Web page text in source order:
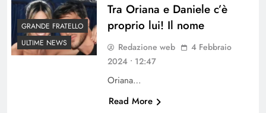
GRANDE FRATELLO
ULTIME NEWS
Tra Oriana e Daniele c’è
proprio lui! Il nome
Redazione web
4 Febbraio
2024 • 12:47
Oriana…
Read More